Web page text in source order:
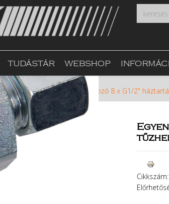
TUDÁSTÁR WEBSHOP
Egyenes gáz csatlakozó 8 x G1/2"
Cikkszám: